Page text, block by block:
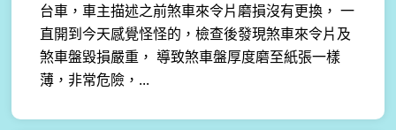
台車，車主描述之前煞車來令片磨損沒有更換， 一
直開到今天感覺怪怪的，檢查後發現煞車來令片及
煞車盤毀損嚴重， 導致煞車盤厚度磨至紙張一樣
薄，非常危險，...